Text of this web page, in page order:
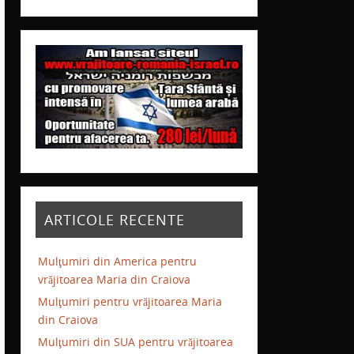
ARTICOLE RECENTE
Mulţumiri din America pentru
vrăjitoarea Maria din Craiova
Mulţumiri pentru vrăjitoarea Maria
din Craiova
Mulţumiri din SUA pentru vrăjitoarea